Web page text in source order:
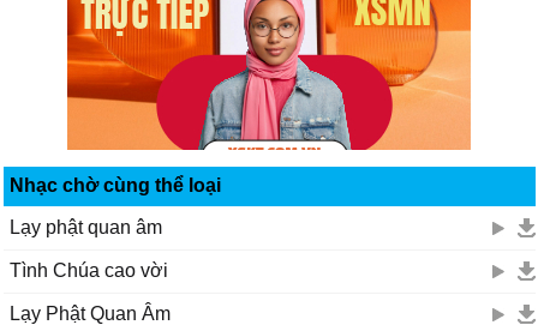
Nhạc chờ cùng thể loại
Lạy phật quan âm
Tình Chúa cao vời
Lạy Phật Quan Âm